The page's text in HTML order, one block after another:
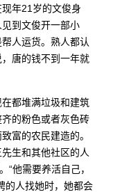
年21岁的文俊身
见到文俊开一部小
人运货。熟人都认
唐的钱不到一年就
都堆满垃圾和建筑
的粉色或者灰色砖
富的农民建造的。
生和其他社区的人
“他需要养活自己，
的人找她时，她都会